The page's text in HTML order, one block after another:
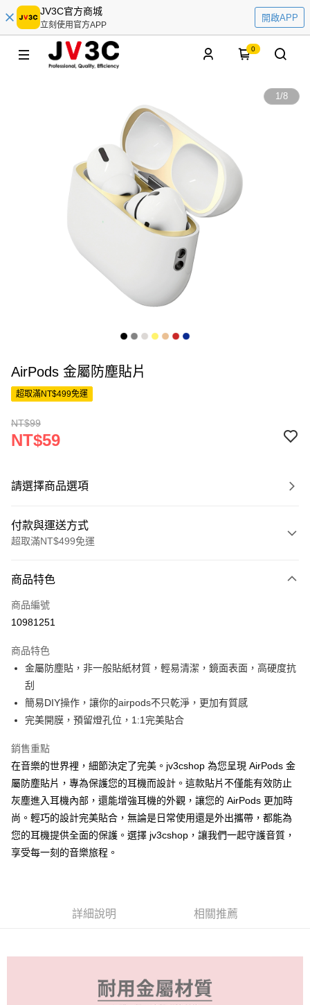
JV3C官方商城
立刻使用官方APP
開啟APP
0
1/8
AirPods 金屬防塵貼片
超取滿NT$499免運
NT$99
NT$59
請選擇商品選項
付款與運送方式
超取滿NT$499免運
信用卡一次付款
超商取貨付款
Apple Pay
街口支付
AFTEE先享後付
【關於「AFTEE先享後付」】
AFTEE先享後付是「在收到商品之後才付款」的支付方式。 讓您購物簡單
便利好安心！
１．簡單：不需註冊會員、不需綁卡、不需儲值。
２．便利：只要手機號碼，簡訊認證，即可結帳。
３．安心：先確認商品／服務後，再付款。
【「AFTEE先享後付」結帳流程】
１．於結帳方式選擇「AFTEE先享後付」後，將跳轉至「AFTEE先享後付」
結帳頁面，進行簡訊認證並確認金額後，即可完成結帳。
※ 請注意：結帳手續完成當下不需立刻繳費，但若您需要取消訂單，請聯絡
ATM付款
全家取貨付款
每筆NT$60，滿NT$499(含以上)免運費
付款後全家取貨
商品特色
商品編號
10981251
商品特色
金屬防塵貼，非一般貼紙材質，輕易清潔，鏡面表面，高硬度抗
刮
簡易DIY操作，讓你的airpods不只乾淨，更加有質感
完美開膜，預留燈孔位，1:1完美貼合
銷售重點
在音樂的世界裡，細節決定了完美。jv3cshop 為您呈現 AirPods 金
屬防塵貼片，專為保護您的耳機而設計。這款貼片不僅能有效防止
灰塵進入耳機內部，還能增強耳機的外觀，讓您的 AirPods 更加時
尚。輕巧的設計完美貼合，無論是日常使用還是外出攜帶，都能為
您的耳機提供全面的保護。選擇 jv3cshop，讓我們一起守護音質，
享受每一刻的音樂旅程。
詳細說明 相關推薦